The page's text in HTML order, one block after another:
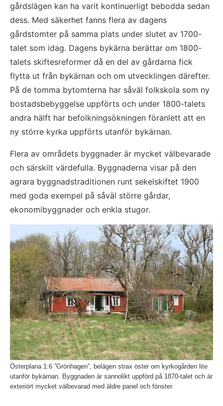
gårdslägen kan ha varit kontinuerligt bebodda sedan
dess. Med säkerhet fanns flera av dagens
gårdstomter på samma plats under slutet av 1700-
talet som idag. Dagens bykärna berättar om 1800-
talets skiftesreformer då en del av gårdarna fick
flytta ut från bykärnan och om utvecklingen därefter.
På de tomma bytomterna har såväl folkskola som ny
bostadsbebyggelse uppförts och under 1800-talets
andra hälft har befolkningsökningen föranlett att en
ny större kyrka uppförts utanför bykärnan.
Flera av områdets byggnader är mycket välbevarade
och särskilt värdefulla. Byggnaderna visar på den
agrara byggnadstraditionen runt sekelskiftet 1900
med goda exempel på såväl större gårdar,
ekonomibyggnader och enkla stugor.
Österplana 1:6 ”Grönhagen”, belägen strax öster om kyrkogården lite
utanför bykärnan. Byggnaden är sannolikt uppförd på 1870-talet och är
exteriört mycket välbevarad med äldre panel och fönster.